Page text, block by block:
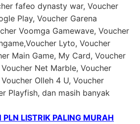
fafeo dynasty war, Voucher
Play, Voucher Garena
Voomga Gamewave, Voucher
Lyto, Voucher
Main Game, My Card, Voucher
Net Marble, Voucher
Olleh 4 U, Voucher
Playfish, dan masih banyak
PLN LISTRIK PALING MURAH